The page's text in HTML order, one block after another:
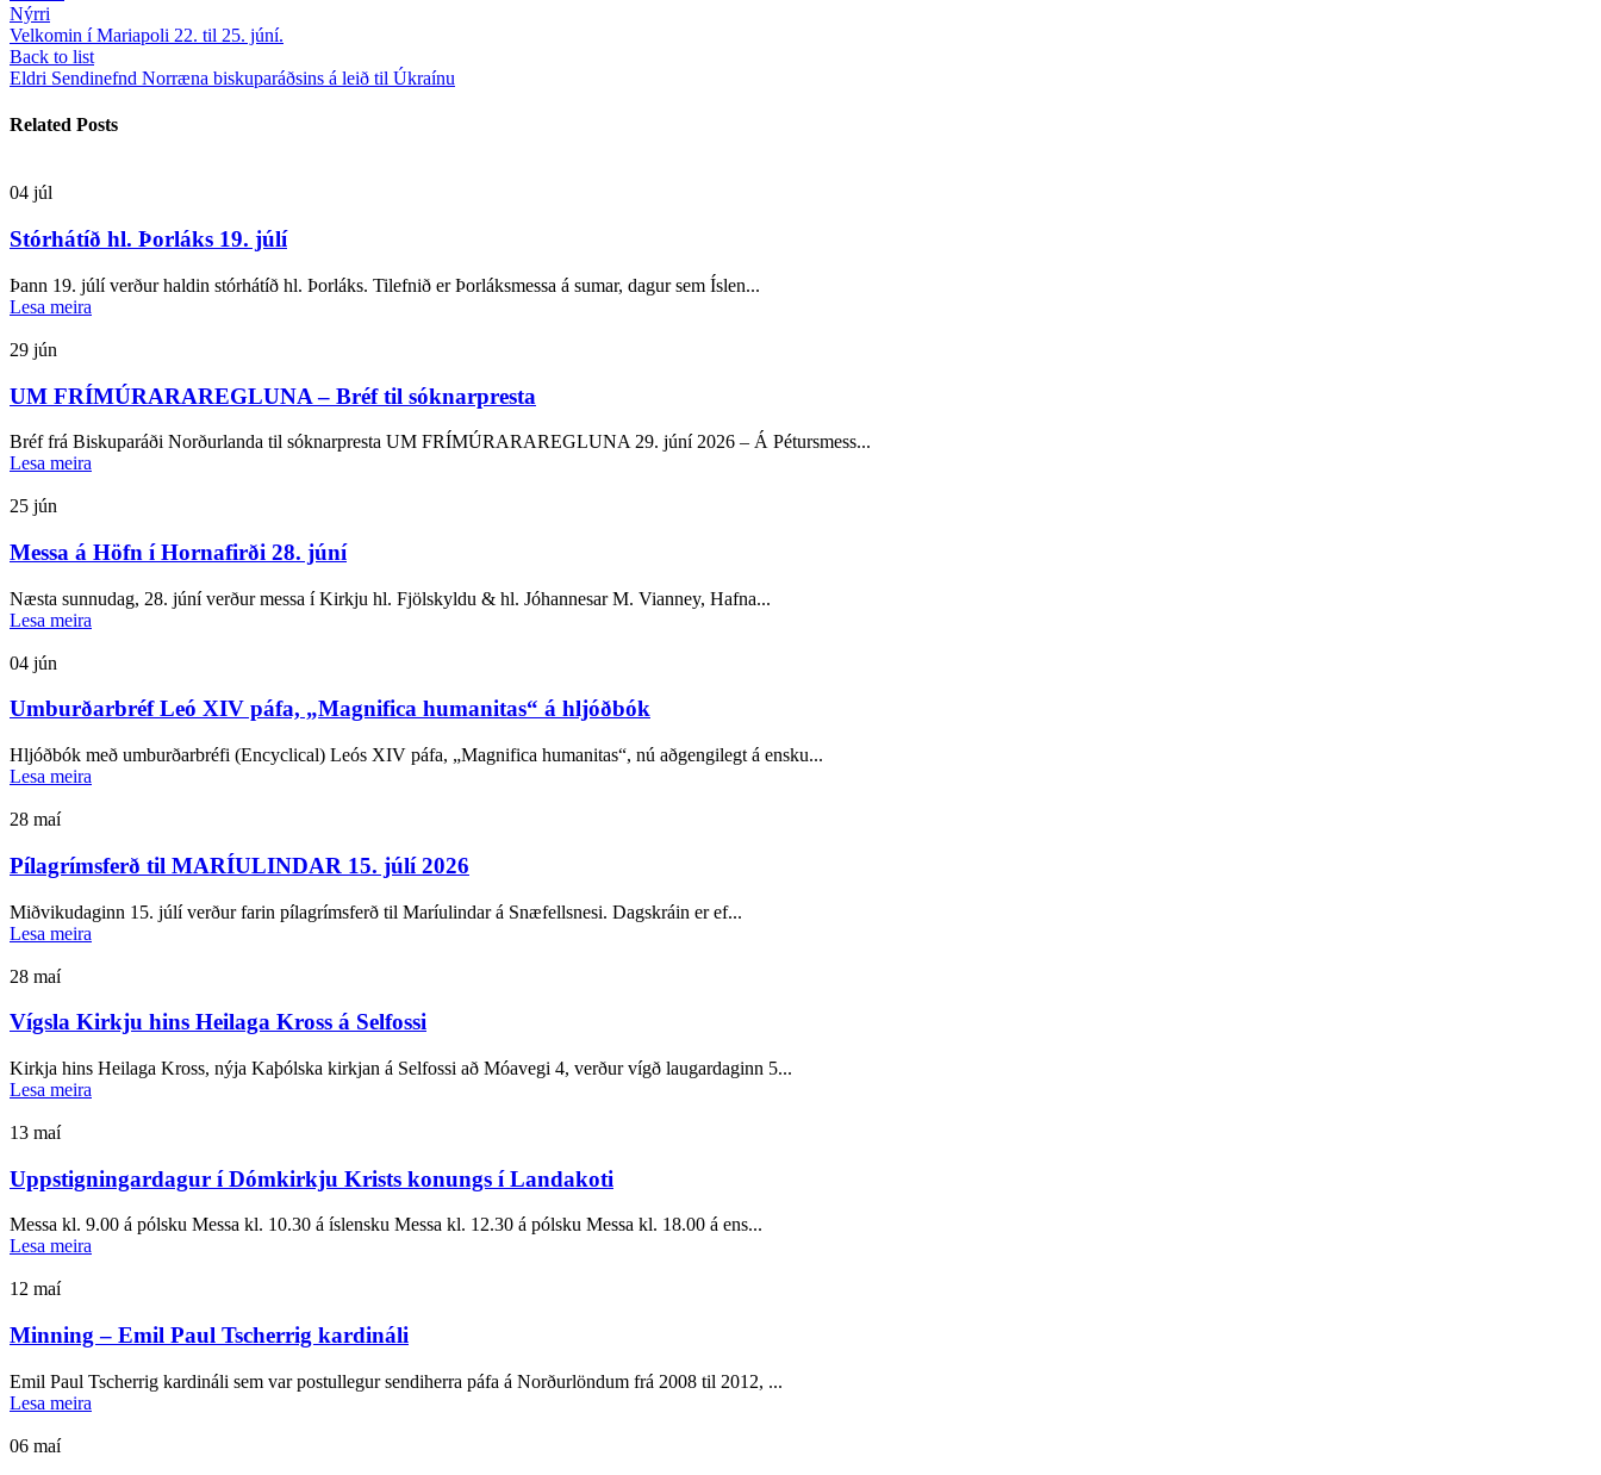
Nýrri
Velkomin í Mariapoli 22. til 25. júní.
Back to list
Eldri Sendinefnd Norræna biskuparáðsins á leið til Úkraínu
Related Posts
04 júl
Stórhátíð hl. Þorláks 19. júlí
Þann 19. júlí verður haldin stórhátíð hl. Þorláks. Tilefnið er Þorláksmessa á sumar, dagur sem Íslen...
Lesa meira
29 jún
UM FRÍMÚRARAREGLUNA – Bréf til sóknarpresta
Bréf frá Biskuparáði Norðurlanda til sóknarpresta UM FRÍMÚRARAREGLUNA 29. júní 2026 – Á Pétursmess...
Lesa meira
25 jún
Messa á Höfn í Hornafirði 28. júní
Næsta sunnudag, 28. júní verður messa í Kirkju hl. Fjölskyldu & hl. Jóhannesar M. Vianney, Hafna...
Lesa meira
04 jún
Umburðarbréf Leó XIV páfa, „Magnifica humanitas“ á hljóðbók
Hljóðbók með umburðarbréfi (Encyclical) Leós XIV páfa, „Magnifica humanitas“, nú aðgengilegt á ensku...
Lesa meira
28 maí
Pílagrímsferð til MARÍULINDAR 15. júlí 2026
Miðvikudaginn 15. júlí verður farin pílagrímsferð til Maríulindar á Snæfellsnesi. Dagskráin er ef...
Lesa meira
28 maí
Vígsla Kirkju hins Heilaga Kross á Selfossi
Kirkja hins Heilaga Kross, nýja Kaþólska kirkjan á Selfossi að Móavegi 4, verður vígð laugardaginn 5...
Lesa meira
13 maí
Uppstigningardagur í Dómkirkju Krists konungs í Landakoti
Messa kl. 9.00 á pólsku Messa kl. 10.30 á íslensku Messa kl. 12.30 á pólsku Messa kl. 18.00 á ens...
Lesa meira
12 maí
Minning – Emil Paul Tscherrig kardináli
Emil Paul Tscherrig kardináli sem var postullegur sendiherra páfa á Norðurlöndum frá 2008 til 2012, ...
Lesa meira
06 maí